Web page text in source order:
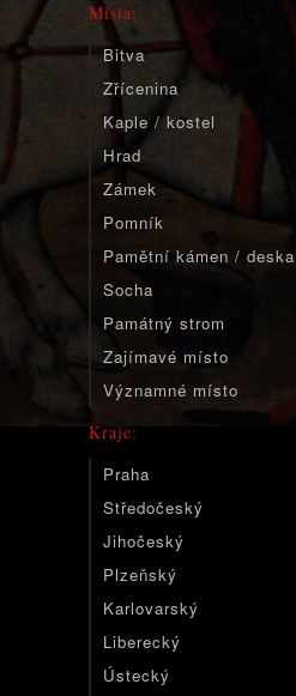
Místa:
Bitva
Zřícenina
Kaple / kostel
Hrad
Zámek
Pomník
Pamětní kámen / deska
Socha
Památný strom
Zajímavé místo
Významné místo
Kraje:
Praha
Středočeský
Jihočeský
Plzeňský
Karlovarský
Liberecký
Ústecký